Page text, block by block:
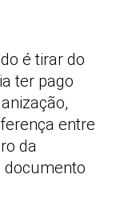
é tirar do
ter pago
entre
da
documento